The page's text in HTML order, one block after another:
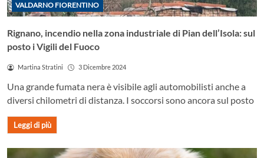
VALDARNO FIORENTINO
Rignano, incendio nella zona industriale di Pian dell’Isola: sul
posto i Vigili del Fuoco
Martina Stratini 3 Dicembre 2024
Una grande fumata nera è visibile agli automobilisti anche a
diversi chilometri di distanza. I soccorsi sono ancora sul posto
Leggi di più